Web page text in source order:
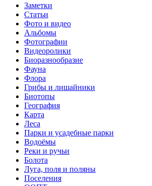
Заметки
Статьи
Фото и видео
Альбомы
Фотографии
Видеоролики
Биоразнообразие
Фауна
Флора
Грибы и лишайники
Биотопы
География
Карта
Леса
Парки и усадебные парки
Водоёмы
Реки и ручьи
Болота
Луга, поля и поляны
Поселения